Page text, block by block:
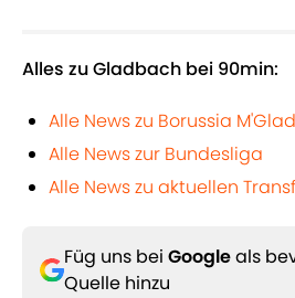
Alles zu Gladbach bei 90min:
Alle News zu Borussia
Alle News zur Bundesliga
Alle News zu aktuellen
Füg uns bei Googleals
Quelle hinzu